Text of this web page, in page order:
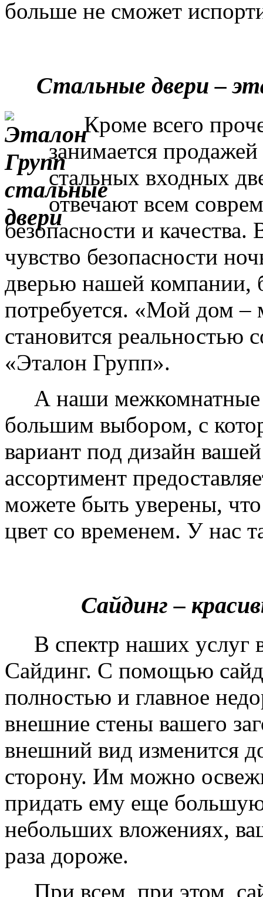
больше не сможет
Стальные двери –
Кроме всего
занимается
стальных входных
отвечают всем
безопасности и
чувство безопасности
дверью нашей компании,
потребуется. «Мой дом –
становится реальностью
«Эталон Групп».
А наши межкомнатные
большим выбором, с
вариант под дизайн
ассортимент
можете быть уверены,
цвет со временем. У нас
Сайдинг –
В спектр наших услуг
Сайдинг. С помощью
полностью и главное
внешние стены вашего
внешний вид изменится
сторону. Им можно
придать ему еще
небольших вложениях,
раза дороже.
При всем, при этом,